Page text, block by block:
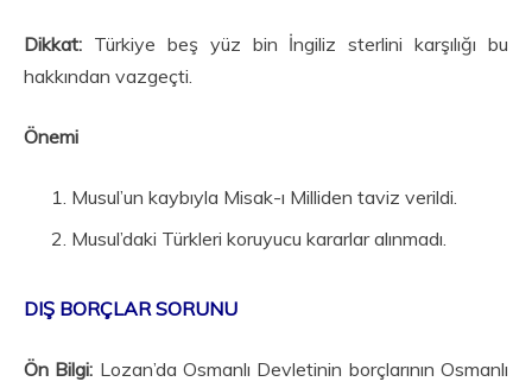
Dikkat: Türkiye beş yüz bin İngiliz sterlini karşılığı bu
hakkından vaz­geçti.
Önemi
Musul’un kaybıyla Misak-ı Milliden taviz verildi.
Musul’daki Türkleri koruyucu kararlar alınmadı.
DIŞ BORÇLAR SORUNU
Ön Bilgi: Lozan’da Osmanlı Devletinin borçlarının Osmanlı